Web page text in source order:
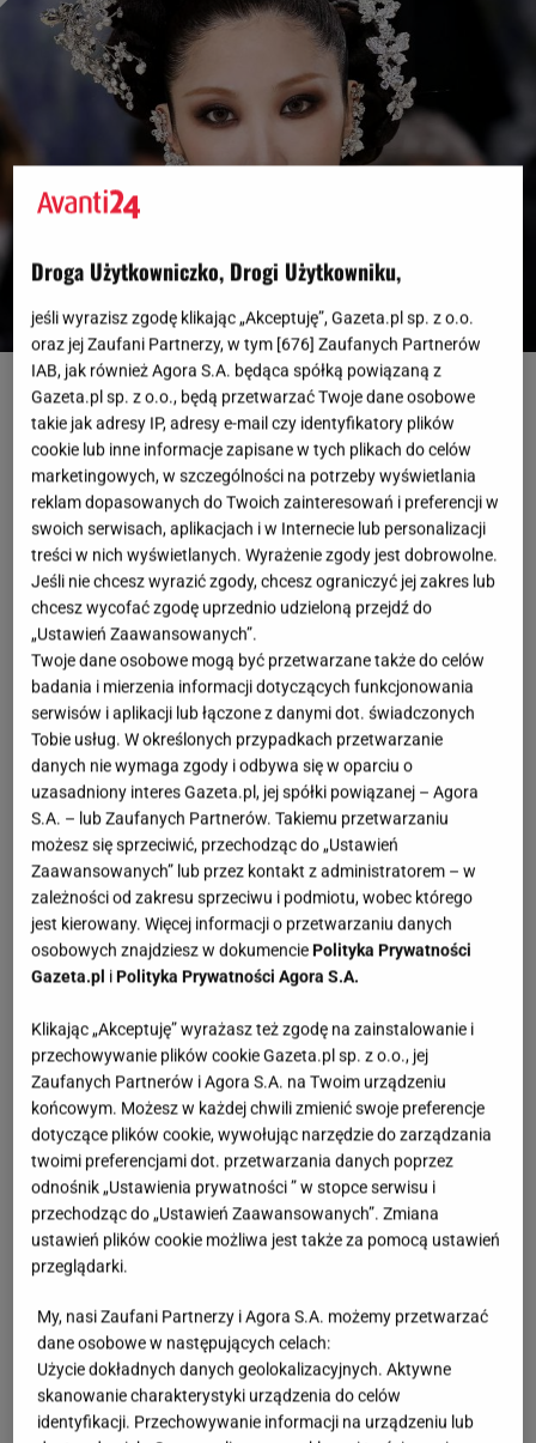
fot. IG @swarovski
4 maja 2026, Nowy Jork – Schody Metropolitan
Museum of Art zamieniły się tej nocy w prawdziwą
galerię sztuki. Pod hasłem „Fashion is Art",
Swarovskipo raz trzeci udowodnił, że granica
między jubilerstwem a haute couture praktycznie nie
istnieje. Pod czujnym okiem Globalnej Dyrektor
Kreatywnej, Giovanny Engelbert, powstały kreacje,
które dosłownie błyszczały.
LISA: Milion kryształów i mroczna elegancja od
Roberta Wuna
Największe emocje wzbudziło pojawienie się ikony
K-popu igwiazdyostatniego „Białego Lotosu" – LISY.
Artystka postawiła na współpracę z wizjonerem
Robertem Wunem. Projektant, wspierany przez
rzemiosło Swarovskiego, stworzył dla niej suknię
gwiazdy wywoływał kaskadę blasku, a całość
łączyła architektoniczną precyzję z eterycznością.
Venus Williams: Portret w kryształach
Jako współgospodyni wieczoru, Venus Williams
potrzebowała stylizacji, która podkreśli jej autorytet.
Punktem wyjścia był słynny obraz Roberta Pruitta
Venus Williams, Double Portrait. Giovanna Engelbert
„ubrała" ten portret w 52 500 kryształów, tworząc
Droga Użytkowniczko, Drogi Użytkowniku,
jeśli wyrazisz zgodę klikając „Akceptuję”, Gazeta.pl sp. z o.o.
oraz jej Zaufani Partnerzy, w tym [676] Zaufanych Partnerów
IAB, jak również Agora S.A. będąca spółką powiązaną z
Gazeta.pl sp. z o.o., będą przetwarzać Twoje dane osobowe
takie jak adresy IP, adresy e-mail czy identyfikatory plików
cookie lub inne informacje zapisane w tych plikach do celów
marketingowych, w szczególności na potrzeby wyświetlania
reklam dopasowanych do Twoich zainteresowań i preferencji w
swoich serwisach, aplikacjach i w Internecie lub personalizacji
treści w nich wyświetlanych. Wyrażenie zgody jest dobrowolne.
Jeśli nie chcesz wyrazić zgody, chcesz ograniczyć jej zakres lub
chcesz wycofać zgodę uprzednio udzieloną przejdź do
„Ustawień Zaawansowanych”.
Twoje dane osobowe mogą być przetwarzane także do celów
badania i mierzenia informacji dotyczących funkcjonowania
serwisów i aplikacji lub łączone z danymi dot. świadczonych
Tobie usług. W określonych przypadkach przetwarzanie
danych nie wymaga zgody i odbywa się w oparciu o
uzasadniony interes Gazeta.pl, jej spółki powiązanej – Agora
S.A. – lub Zaufanych Partnerów. Takiemu przetwarzaniu
możesz się sprzeciwić, przechodząc do „Ustawień
Zaawansowanych” lub przez kontakt z administratorem – w
zależności od zakresu sprzeciwu i podmiotu, wobec którego
jest kierowany. Więcej informacji o przetwarzaniu danych
osobowych znajdziesz w dokumencie Polityka Prywatności
Gazeta.pl i Polityka Prywatności Agora S.A.
Klikając „Akceptuję” wyrażasz też zgodę na zainstalowanie i
przechowywanie plików cookie Gazeta.pl sp. z o.o., jej
Zaufanych Partnerów i Agora S.A. na Twoim urządzeniu
końcowym. Możesz w każdej chwili zmienić swoje preferencje
dotyczące plików cookie, wywołując narzędzie do zarządzania
twoimi preferencjami dot. przetwarzania danych poprzez
odnośnik „Ustawienia prywatności ” w stopce serwisu i
przechodząc do „Ustawień Zaawansowanych”. Zmiana
ustawień plików cookie możliwa jest także za pomocą ustawień
przeglądarki.
My, nasi Zaufani Partnerzy i Agora S.A. możemy przetwarzać
dane osobowe w następujących celach:
Użycie dokładnych danych geolokalizacyjnych. Aktywne
skanowanie charakterystyki urządzenia do celów
identyfikacji. Przechowywanie informacji na urządzeniu lub